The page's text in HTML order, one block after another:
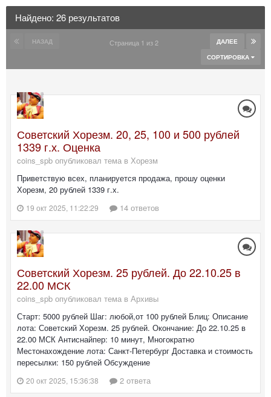
Найдено: 26 результатов
НАЗАД ДАЛЕЕ
Страница 1 из 2
СОРТИРОВКА
Советский Хорезм. 20, 25, 100 и 500 рублей
1339 г.х. Оценка
coins_spb опубликовал тема в Хорезм
Приветствую всех, планируется продажа, прошу оценки
Хорезм, 20 рублей 1339 г.х.
19 окт 2025, 11:22:29 14 ответов
Советский Хорезм. 25 рублей. До 22.10.25 в
22.00 МСК
coins_spb опубликовал тема в Архивы
Старт: 5000 рублей Шаг: любой,от 100 рублей Блиц: Описание
лота: Советский Хорезм. 25 рублей. Окончание: До 22.10.25 в
22.00 МСК Антиснайпер: 10 минут, Многократно
Местонахождение лота: Санкт-Петербург Доставка и стоимость
пересылки: 150 рублей Обсуждение
20 окт 2025, 15:36:38 2 ответа